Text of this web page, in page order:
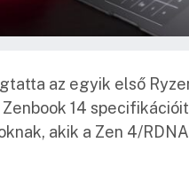
az egyik első
14
akik a Zen 4/